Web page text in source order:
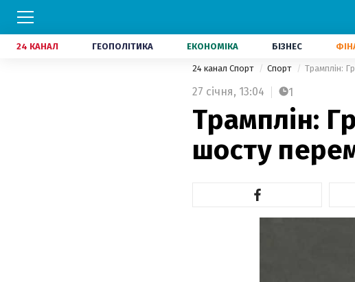
24 КАНАЛ ГЕОПОЛІТИКА ЕКОНОМІКА БІЗНЕС
24 канал Спорт Спорт Трамплін:
27 січня, 13:04 1
Трамплін:
шосту